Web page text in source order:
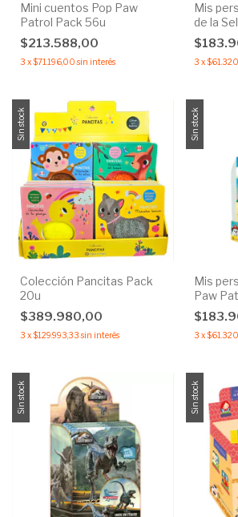
Mini cuentos Pop Paw
Patrol Pack 56u
$213.588,00
3 x$71.196,00 sin interés
Mis
de la
3 x
Sin stock
Colección Pancitas Pack
20u
$389.980,00
3 x$129.993,33 sin interés
Sin stock
Mis
Paw
3 x
Sin stock Sin stock